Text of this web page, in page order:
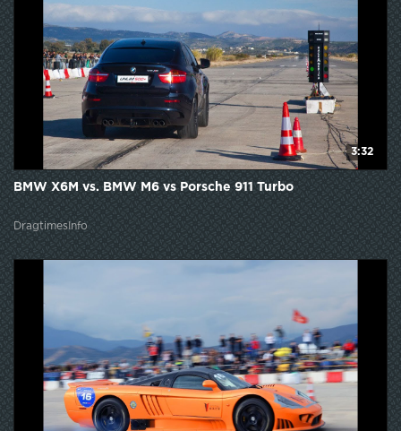
3:32
BMW X6M vs. BMW M6 vs Porsche 911 Turbo
DragtimesInfo